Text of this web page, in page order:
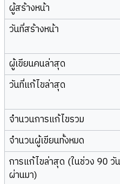
ผู้สร้างหน้า
วันที่สร้างหน้า
ผู้เขียนคนล่าสุด
วันที่แก้ไขล่าสุด
จำนวนการแก้ไขรวม
จำนวนผู้เขียนทั้งหมด
การแก้ไขล่าสุด (ในช่วง 90 วั
ผ่านมา)